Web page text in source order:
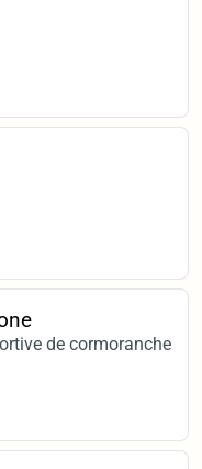
de cormoranche